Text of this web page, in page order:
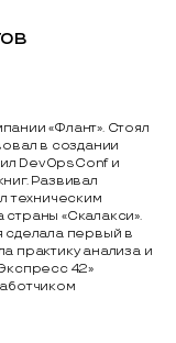
«Флант». Стоял
в создании
DevOpsConf и
Развивал
техническим
«Скалакси».
сделала первый в
практику анализа и
42»